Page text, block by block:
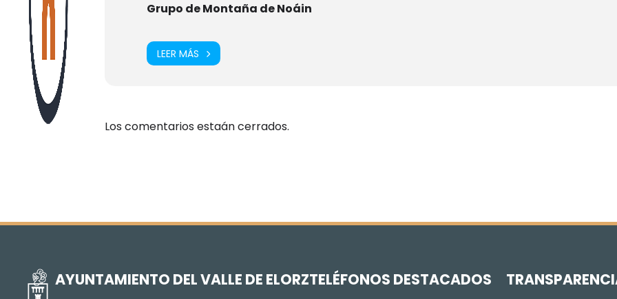
Grupo de Montaña de Noáin
LEER MÁS
Los comentarios estaán cerrados.
AYUNTAMIENTO DEL VALLE DE ELORZTELÉFONOS DESTACADOS